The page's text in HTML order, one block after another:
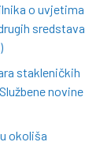
o uvjetima
sredstava
stakleničkih
novine
okoliša